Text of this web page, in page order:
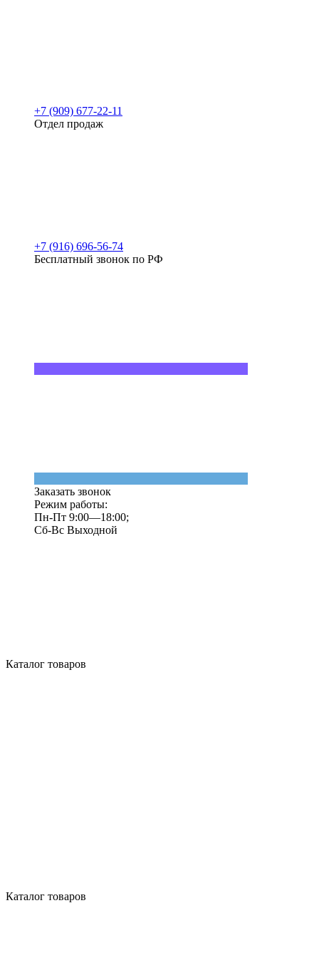
+7 (909) 677-22-11
Отдел продаж
+7 (916) 696-56-74
Бесплатный звонок по РФ
Заказать звонок
Режим работы:
Пн-Пт 9:00—18:00;
Сб-Вс Выходной
Каталог товаров
Каталог товаров